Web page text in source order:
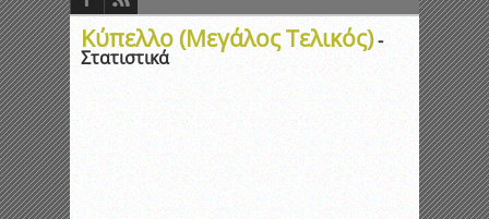
Κύπελλο (Μεγάλος Τελικός)-
Στατιστικά